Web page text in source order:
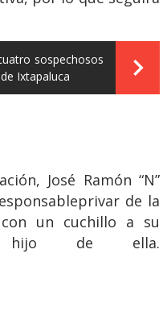
sospechosos
Ixtapaluca
José Ramón “N”
de la
un cuchillo a su
de ella.